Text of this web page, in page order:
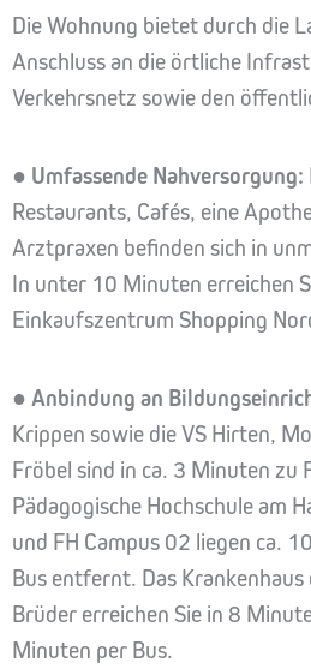
Die Wohnung bietet durch die
Anschluss an die örtliche
Verkehrsnetz sowie den
● Umfassende Nahversorgung:
Restaurants, Cafés, eine
Arztpraxen befinden sich in
In unter 10 Minuten erreichen
Einkaufszentrum Shopping
● Anbindung an
Krippen sowie die VS Hirten,
Fröbel sind in ca. 3 Minuten zu
Pädagogische Hochschule am
und FH Campus 02 liegen ca.
Bus entfernt. Das
Brüder erreichen Sie in 8
Minuten per Bus.